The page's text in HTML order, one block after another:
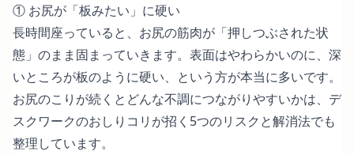
① お尻が「板みたい」に硬い
長時間座っていると、お尻の筋肉が「押しつぶされた状
態」のまま固まっていきます。表面はやわらかいのに、深
いところが板のように硬い、という方が本当に多いです。
お尻のこりが続くとどんな不調につながりやすいかは、 デ
スクワークのおしりコリが招く5つのリスクと解消法でも
整理しています。